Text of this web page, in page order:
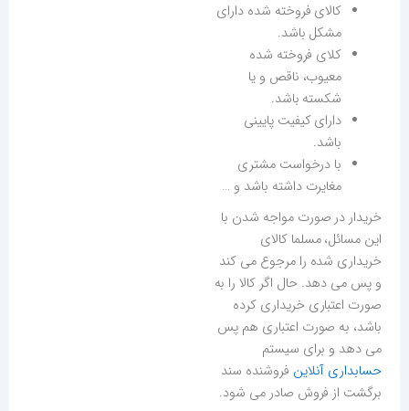
کالای فروخته شده دارای
مشکل باشد.
کلای فروخته شده
معیوب، ناقص و یا
شکسته باشد.
دارای کیفیت پایینی
باشد.
با درخواست مشتری
مغایرت داشته باشد و …
خریدار در صورت مواجه شدن با
این مسائل، مسلما کالای
خریداری شده را مرجوع می کند
و پس می دهد. حال اگر کالا را به
صورت اعتباری خریداری کرده
باشد، به صورت اعتباری هم پس
می دهد و برای سیستم
حسابداری آنلاین فروشنده سند
برگشت از فروش صادر می شود.